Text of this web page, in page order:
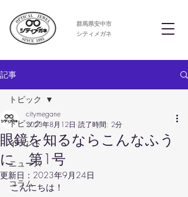
群馬県安中市
​シティメガネ
記事
トピック
イベント
ニュース
コラム
トピック
眼鏡を知るならこんなふう
に 第1号
citymegane
2023年8月12日 読了時間: 2分
更新日： 2023年9月24日
こんにちは！